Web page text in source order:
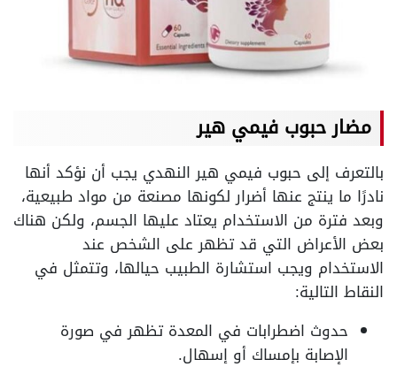
مضار حبوب فيمي هير
بالتعرف إلى حبوب فيمي هير النهدي يجب أن نؤكد أنها
نادرًا ما ينتج عنها أضرار لكونها مصنعة من مواد طبيعية،
وبعد فترة من الاستخدام يعتاد عليها الجسم، ولكن هناك
بعض الأعراض التي قد تظهر على الشخص عند
الاستخدام ويجب استشارة الطبيب حيالها، وتتمثل في
النقاط التالية:
حدوث اضطرابات في المعدة تظهر في صورة
الإصابة بإمساك أو إسهال.